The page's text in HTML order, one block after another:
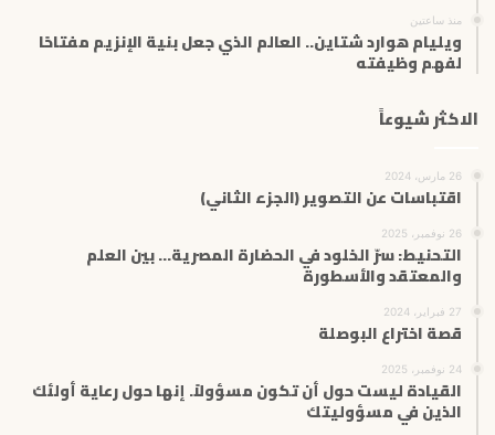
منذ ساعتين
ويليام هوارد شتاين.. العالم الذي جعل بنية الإنزيم مفتاحًا
لفهم وظيفته
الاكثر شيوعاً
26 مارس، 2024
اقتباسات عن التصوير (الجزء الثاني)
26 نوفمبر، 2025
التحنيط: سرّ الخلود في الحضارة المصرية… بين العلم
والمعتقد والأسطورة
27 فبراير، 2024
قصة اختراع البوصلة
24 نوفمبر، 2025
القيادة ليست حول أن تكون مسؤولاً. إنها حول رعاية أولئك
الذين في مسؤوليتك